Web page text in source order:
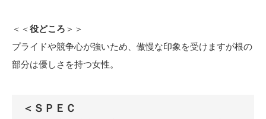
＜＜役どころ ＞＞
プライドや競争心が強いため、傲慢な印象を受けますが根の
部分は優しさを持つ女性。
＜ＳＰＥＣ